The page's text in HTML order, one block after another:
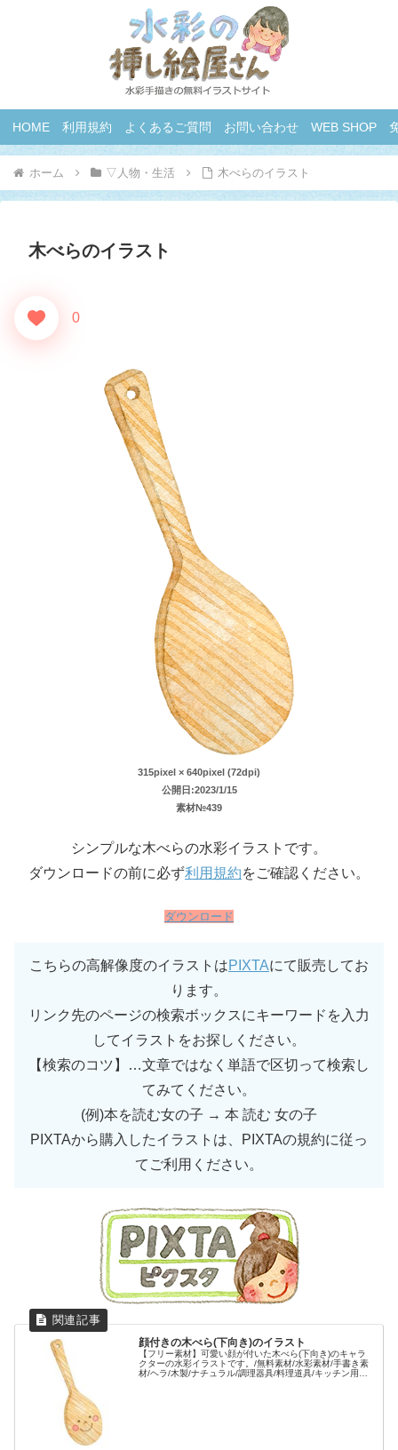
HOME 利用規約 よくあるご質問 お問い合わせ WEB SHOP
ホーム ▽人物・生活 木べらのイラスト
木べらのイラスト
0
315pixel × 640pixel (72dpi)
公開日:2023/1/15
素材№439
シンプルな木べらの水彩イラストです。
ダウンロードの前に必ず利用規約をご確認ください。
ダウンロード
こちらの高解像度のイラストはPIXTAにて販売してお
ります。
リンク先のページの検索ボックスにキーワードを入力
してイラストをお探しください。
【検索のコツ】…文章ではなく単語で区切って検索し
てみてください。
(例)本を読む女の子 → 本 読む 女の子
PIXTAから購入したイラストは、PIXTAの規約に従っ
てご利用ください。
顔付きの木べら(下向き)のイラスト
【フリー素材】可愛い顔が付いた木べら(下向き)のキャラ
クターの水彩イラストです。/無料素材/水彩素材/手書き素
材/ヘラ/木製/ナチュラル/調理器具/料理道具/キッチン用品/